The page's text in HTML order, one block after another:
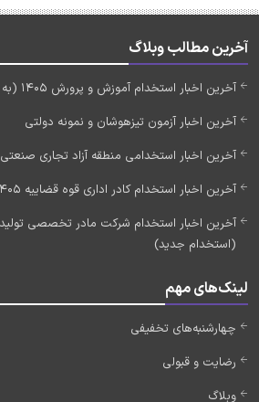
آخرین مطالب وبلاگ
آخرین اخبار استخدام آموزش و پرورش 1405 (به زودی)
آخرین اخبار آزمون تیزهوشان و نمونه دولتی
آخرین اخبار استخدامی منطقه آزاد تجاری صنعتی 1405
آخرین اخبار استخدام کادر اداری قوه قضاییه 1405 (به زودی)
(استخدام جدید)
لینک‌های مهم
چهارشنبه‌های تخفیفی
رضایت و قبولی
وبلاگ